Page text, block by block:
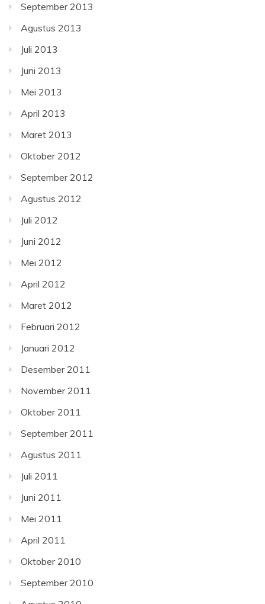
September 2013
Agustus 2013
Juli 2013
Juni 2013
Mei 2013
April 2013
Maret 2013
Oktober 2012
September 2012
Agustus 2012
Juli 2012
Juni 2012
Mei 2012
April 2012
Maret 2012
Februari 2012
Januari 2012
Desember 2011
November 2011
Oktober 2011
September 2011
Agustus 2011
Juli 2011
Juni 2011
Mei 2011
April 2011
Oktober 2010
September 2010